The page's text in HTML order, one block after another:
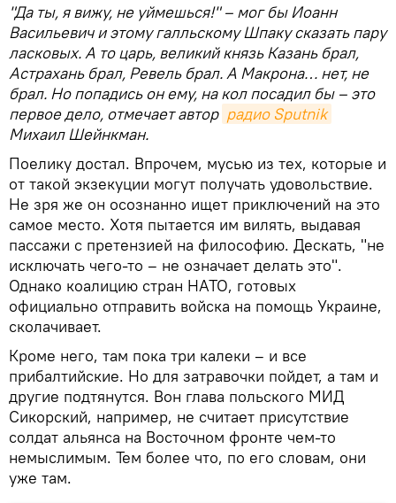
"Да ты, я вижу, не уймешься!" – мог бы Иоанн
Васильевич и этому галльскому Шпаку сказать пару
ласковых. А то царь, великий князь Казань брал,
Астрахань брал, Ревель брал. А Макрона… нет, не
брал. Но попадись он ему, на кол посадил бы – это
первое дело, отмечает автор радио Sputnik
Михаил Шейнкман.
Поелику достал. Впрочем, мусью из тех, которые и
от такой экзекуции могут получать удовольствие.
Не зря же он осознанно ищет приключений на это
самое место. Хотя пытается им вилять, выдавая
пассажи с претензией на философию. Дескать, "не
исключать чего-то – не означает делать это".
Однако коалицию стран НАТО, готовых
официально отправить войска на помощь Украине,
сколачивает.
Кроме него, там пока три калеки – и все
прибалтийские. Но для затравочки пойдет, а там и
другие подтянутся. Вон глава польского МИД
Сикорский, например, не считает присутствие
солдат альянса на Восточном фронте чем-то
немыслимым. Тем более что, по его словам, они
уже там.